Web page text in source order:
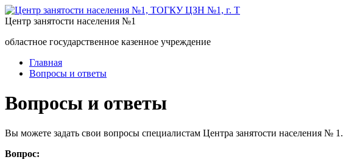
Центр занятости населения №1
областное государственное казенное учреждение
Главная
Вопросы и ответы
Вопросы и ответы
Вы можете задать свои вопросы специалистам Центра занятости населения № 1.
Вопрос: